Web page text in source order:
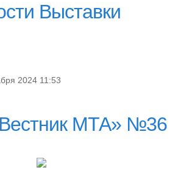
Выставки
2024 11:53
МТА» №36